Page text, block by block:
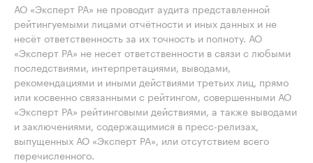
АО «Эксперт РА» не проводит аудита представленной
рейтингуемыми лицами отчётности и иных данных и не
несёт ответственность за их точность и полноту. АО
«Эксперт РА» не несет ответственности в связи с любыми
последствиями, интерпретациями, выводами,
рекомендациями и иными действиями третьих лиц, прямо
или косвенно связанными с рейтингом, совершенными АО
«Эксперт РА» рейтинговыми действиями, а также выводами
и заключениями, содержащимися в пресс-релизах,
выпущенных АО «Эксперт РА», или отсутствием всего
перечисленного.